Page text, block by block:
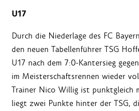
U17
Durch die Niederlage des FC
den neuen Tabellenführer TSG
U17 nach dem 7:0-Kantersieg
im Meisterschaftsrennen wieder
Trainer Nico Willig ist punktgleich
liegt zwei Punkte hinter der TSG,